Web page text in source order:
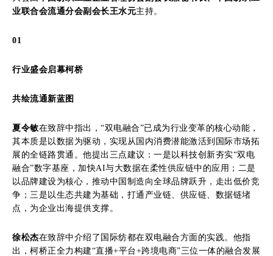
业联合会流通分会副会长王水元主持。
01
行业盛会启幕柯桥
共绘流通新蓝图
夏令敏在致辞中指出，“双电融合”已成为行业变革的核心动能，
其本质是以数据为驱动，实现从国内消费潜能激活到国际市场拓
展的全链路贯通。他提出三点建议：一是以科技创新夯实“双电
融合”数字基座，加快AI与大数据在柔性供应链中的应用；二是
以品牌建设为核心，推动中国制造向全球品牌跃升，走出低价竞
争；三是以生态共建为基础，打通产业链、供应链、数据链堵
点，为企业出海提供支撑。
徐松杰在致辞中介绍了国际纺都在双电融合方面的实践。他指
出，柯桥正全力构建“直播+平台+跨境电商”三位一体的融合发展